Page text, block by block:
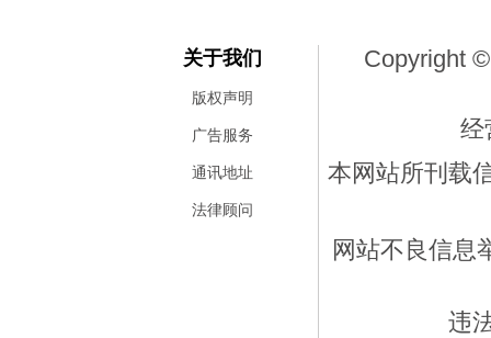
关于我们
版权声明
广告服务
通讯地址
法律顾问
Copyright
经
本网站所刊载
网站不良信息
违